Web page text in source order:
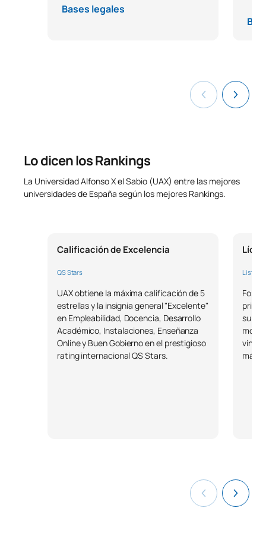
Común Europeo de Referencia para las Lenguas) de
entornos educativos.
Bases legales
Lo dicen los Rankings
La Universidad Alfonso X el Sabio (UAX) entre las mejores
universidades de España según los mejores Rankings.
Calificación de Excelencia
QS Stars
UAX obtiene la máxima calificación de 5
estrellas y la insignia general "Excelente"
en Empleabilidad, Docencia, Desarrollo
Académico, Instalaciones, Enseñanza
Online y Buen Gobierno en el prestigioso
rating internacional QS Stars.
Lista
su
más